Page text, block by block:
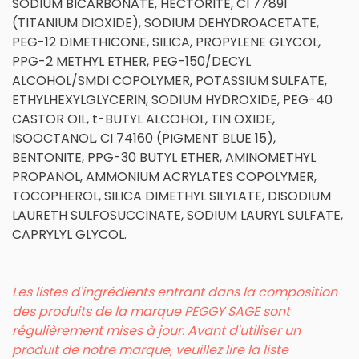
(TITANIUM DIOXIDE), SODIUM DEHYDROACETATE,
PEG-12 DIMETHICONE, SILICA, PROPYLENE GLYCOL,
PPG-2 METHYL ETHER, PEG-150/DECYL
ALCOHOL/SMDI COPOLYMER, POTASSIUM SULFATE,
ETHYLHEXYLGLYCERIN, SODIUM HYDROXIDE, PEG-40
CASTOR OIL, t-BUTYL ALCOHOL, TIN OXIDE,
ISOOCTANOL, CI 74160 (PIGMENT BLUE 15),
BENTONITE, PPG-30 BUTYL ETHER, AMINOMETHYL
PROPANOL, AMMONIUM ACRYLATES COPOLYMER,
TOCOPHEROL, SILICA DIMETHYL SILYLATE, DISODIUM
LAURETH SULFOSUCCINATE, SODIUM LAURYL SULFATE,
CAPRYLYL GLYCOL.
Les listes d'ingrédients entrant dans la composition
des produits de la marque PEGGY SAGE sont
régulièrement mises à jour. Avant d'utiliser un
produit de notre marque, veuillez lire la liste